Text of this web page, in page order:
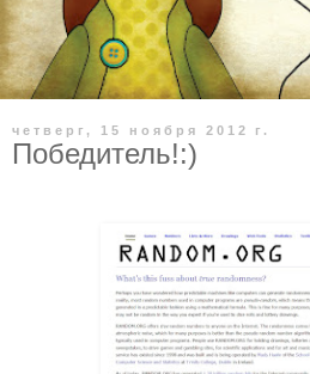
четверг, 15 ноября 2012 г.
Победитель!:)